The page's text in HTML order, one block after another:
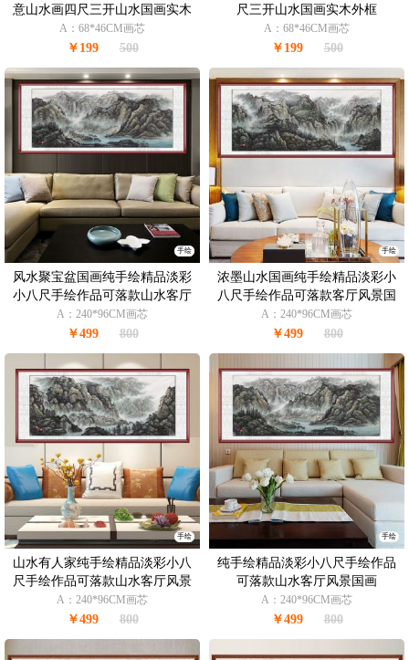
意山水画四尺三开山水国画实木
外框
A：68*46CM画芯
￥199 500
尺三开山水国画实木外框
A：68*46CM画芯
￥199 500
手绘
风水聚宝盆国画纯手绘精品淡彩
小八尺手绘作品可落款山水客厅
风景国画
A：240*96CM画芯
￥499 800
手绘
浓墨山水国画纯手绘精品淡彩小
八尺手绘作品可落款客厅风景国
画
A：240*96CM画芯
￥499 800
手绘
山水有人家纯手绘精品淡彩小八
尺手绘作品可落款山水客厅风景
国画
A：240*96CM画芯
￥499 800
手绘
纯手绘精品淡彩小八尺手绘作品
可落款山水客厅风景国画
A：240*96CM画芯
￥499 800